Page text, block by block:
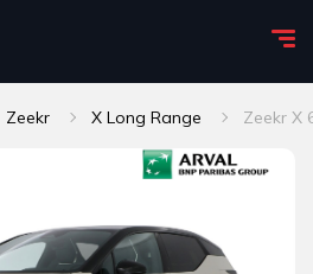
Zeekr X Long Range Zeekr X